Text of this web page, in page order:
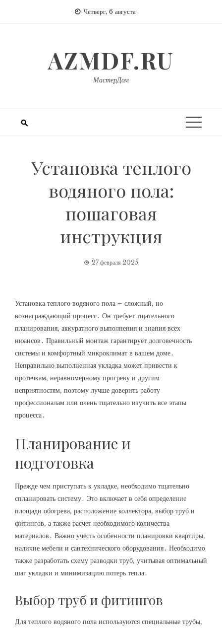
Четверг, 6 августа
AZMDF.RU
МастерДом
Установка теплого
водяного пола:
пошаговая
инструкция
27 февраля 2025
Установка теплого водяного пола – сложный, но
вознаграждающий процесс․ Он требует тщательного
планирования, аккуратного выполнения и знания всех
нюансов․ Правильный монтаж гарантирует долговечность
системы и комфортный микроклимат в вашем доме․
Неправильно выполненная укладка может привести к
протечкам, неравномерному прогреву и другим
неприятностям, поэтому лучше доверить работу
профессионалам или очень тщательно изучить все этапы
процесса․
Планирование и
подготовка
Прежде чем приступать к укладке, необходимо тщательно
спланировать систему․ Это включает в себя определение
площади обогрева, расположение коллектора, выбор труб и
фитингов, а также расчет необходимого количества
материалов․ Важно учесть особенности планировки квартиры,
наличие мебели и сантехнического оборудования․ Необходимо
также разработать схему разводки труб, учитывая оптимальный
шаг укладки и минимизацию потерь тепла․
Выбор труб и фитингов
Для теплого водяного пола используются специальные трубы,